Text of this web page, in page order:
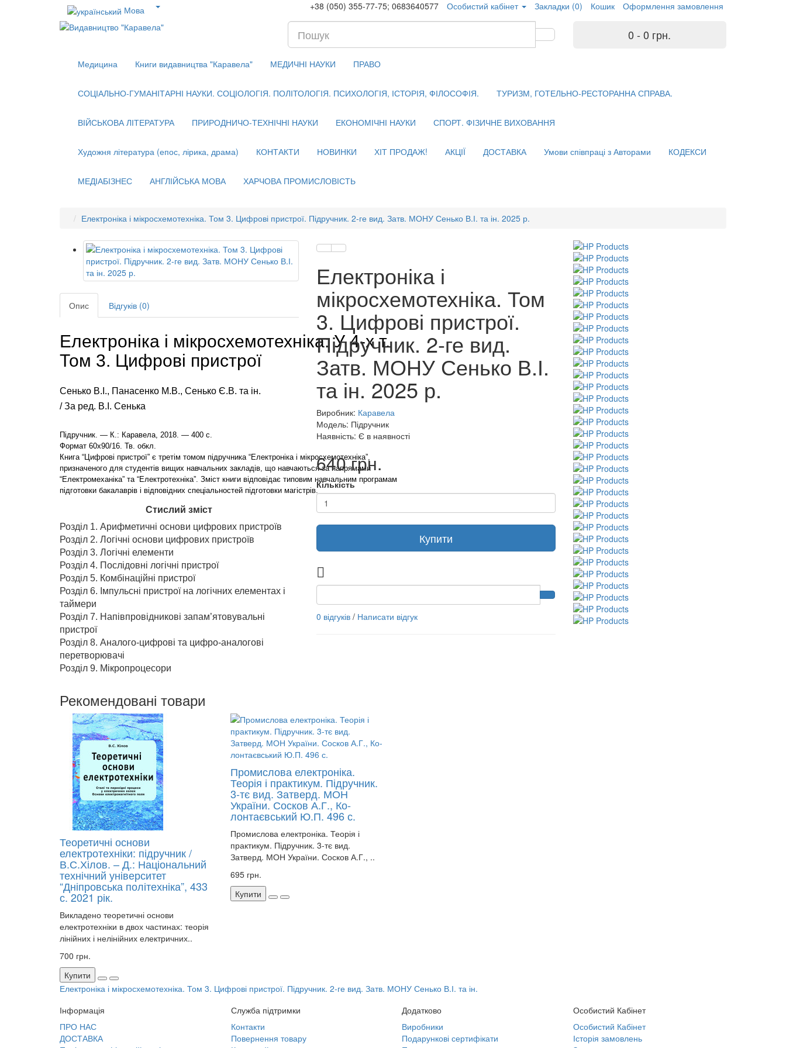
Мова +38 (050) 355-77-75; 0683640577 Особистий кабінет Закладки (0) Кошик Оформлення замовлення
0 - 0 грн.
Медицина Книги видавництва "Каравела" МЕДИЧНІ НАУКИ ПРАВО
СОЦІАЛЬНО-ГУМАНІТАРНІ НАУКИ. СОЦІОЛОГІЯ. ПОЛІТОЛОГІЯ. ПСИХОЛОГІЯ, ІСТОРІЯ, ФІЛОСОФІЯ. ТУРИЗМ, ГОТЕЛЬНО-РЕСТОРАННА СПРАВА.
ВІЙСЬКОВА ЛІТЕРАТУРА ПРИРОДНИЧО-ТЕХНІЧНІ НАУКИ ЕКОНОМІЧНІ НАУКИ СПОРТ. ФІЗИЧНЕ ВИХОВАННЯ
Художня література (епос, лірика, драма) КОНТАКТИ НОВИНКИ ХІТ ПРОДАЖ! АКЦІЇ ДОСТАВКА Умови співпраці з Авторами КОДЕКСИ
МЕДІАБІЗНЕС АНГЛІЙСЬКА МОВА ХАРЧОВА ПРОМИСЛОВІСТЬ
Електроніка і мікросхемотехніка. Том 3. Цифрові пристрої. Підручник. 2-ге вид. Затв. МОНУ Сенько В.І. та ін. 2025 р.
Опис Відгуків (0)
Електроніка і мікросхемотехніка: У 4-х т.
Том 3. Цифрові пристрої
Сенько В.І., Панасенко М.В., Сенько Є.В. та ін.
/ За ред. В.І. Сенька
Підручник. — К.: Каравела, 2018. — 400 с.
Формат 60х90/16. Тв. обкл.
Книга “Цифрові пристрої” є третім томом підручника “Електроніка і мікросхемотехніка”,
призначеного для студентів вищих навчальних закладів, що навчаються за напрямами
“Електромеханіка” та “Електротехніка”. Зміст книги відповідає типовим навчальним програмам
підготовки бакалаврів і відповідних спеціальностей підготовки магістрів.
Стислий зміст
Розділ 1. Арифметичні основи цифрових пристроїв
Розділ 2. Логічні основи цифрових пристроїв
Розділ 3. Логічні елементи
Розділ 4. Послідовні логічні пристрої
Розділ 5. Комбінаційні пристрої
Розділ 6. Імпульсні пристрої на логічних елементах і
таймери
Розділ 7. Напівпровідникові запам’ятовувальні
пристрої
Розділ 8. Аналого-цифрові та цифро-аналогові
перетворювачі
Розділ 9. Мікропроцесори
Електроніка і
мікросхемотехніка. Том
3. Цифрові пристрої.
Підручник. 2-ге вид.
Затв. МОНУ Сенько В.І.
та ін. 2025 р.
Виробник: Каравела
Модель: Підручник
Наявність: Є в наявності
640 грн.
Кількість
Купити
0 відгуків/ Написати відгук
Рекомендовані товари
Теоретичні основи
електротехніки: підручник /
В.С.Хілов. – Д.: Національний
технічний університет
“Дніпровська політехніка”, 433
с. 2021 рік.
Викладено теоретичні основи
електротехніки в двох частинах: теорія
лінійних і нелінійних електричних..
700 грн.
Купити
Промислова електроніка.
Теорія і практикум. Підручник.
3-тє вид. Затверд. МОН
України. Сосков А.Г., Ко-
лонтаєвський Ю.П. 496 с.
Промислова електроніка. Теорія і
практикум. Підручник. 3-тє вид.
Затверд. МОН України. Сосков А.Г., ..
695 грн.
Купити
Електроніка і мікросхемотехніка. Том 3. Цифрові пристрої. Підручник. 2-ге вид. Затв. МОНУ Сенько В.І. та ін.
Інформація
ПРО НАС
ДОСТАВКА
Служба підтримки
Контакти
Повернення товару
Додатково
Виробники
Подарункові сертифікати
Особистий Кабінет
Особистий Кабінет
Історія замовлень